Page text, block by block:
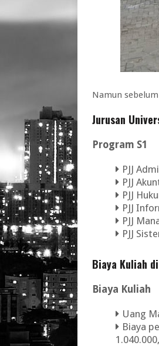
Namun
Jurusan
Program S1
PJJ
PJJ
PJJ
PJJ
PJJ
PJJ
Biaya Kuliah
Biaya Kuliah
Uang
Biaya